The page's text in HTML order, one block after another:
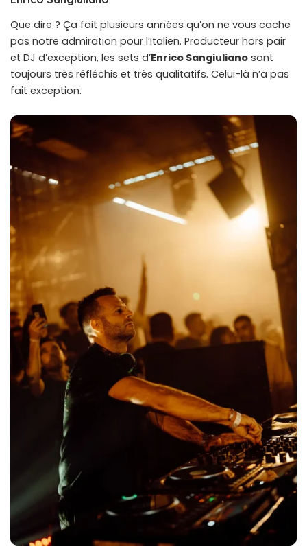
Que dire ? Ça fait plusieurs années qu’on ne vous cache
pas notre admiration pour l’Italien. Producteur hors pair
et DJ d’exception, les sets d’Enrico Sangiuliano sont
toujours très réfléchis et très qualitatifs. Celui-là n’a pas
fait exception.